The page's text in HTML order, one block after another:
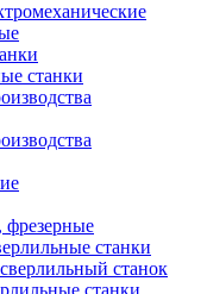
станки
фрезерные
станки
станок
станки